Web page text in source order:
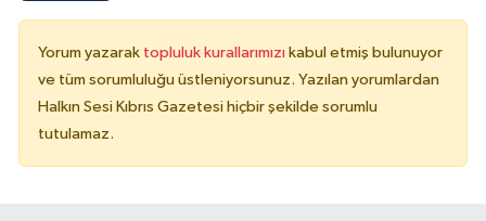
Yorum yazarak topluluk kurallarımızı kabul etmiş bulunuyor
ve tüm sorumluluğu üstleniyorsunuz. Yazılan yorumlardan
Halkın Sesi Kıbrıs Gazetesi hiçbir şekilde sorumlu
tutulamaz.